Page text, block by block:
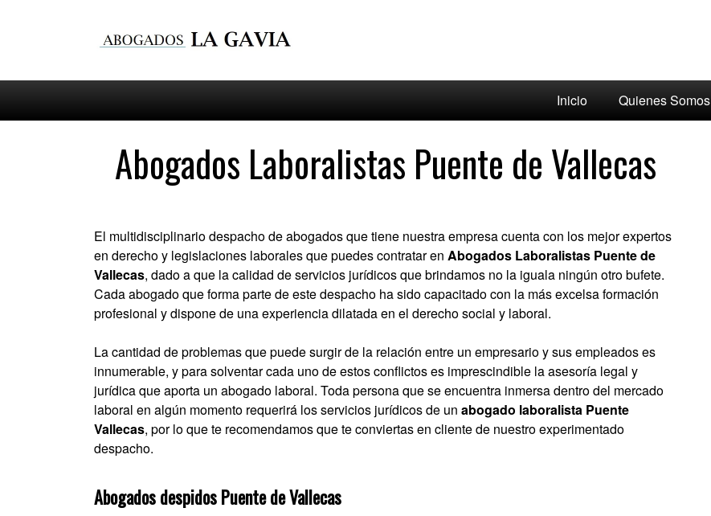
Inicio Quienes Somos
Abogados Laboralistas Puente de Vallecas
El multidisciplinario despacho de abogados que tiene nuestra empresa cuenta con los mejor expertos
en derecho y legislaciones laborales que puedes contratar en Abogados Laboralistas Puente de
Vallecas, dado a que la calidad de servicios jurídicos que brindamos no la iguala ningún otro bufete.
Cada abogado que forma parte de este despacho ha sido capacitado con la más excelsa formación
profesional y dispone de una experiencia dilatada en el derecho social y laboral.
La cantidad de problemas que puede surgir de la relación entre un empresario y sus empleados es
innumerable, y para solventar cada uno de estos conflictos es imprescindible la asesoría legal y
jurídica que aporta un abogado laboral. Toda persona que se encuentra inmersa dentro del mercado
laboral en algún momento requerirá los servicios jurídicos de un abogado laboralista Puente
Vallecas, por lo que te recomendamos que te conviertas en cliente de nuestro experimentado
despacho.
Abogados despidos Puente de Vallecas